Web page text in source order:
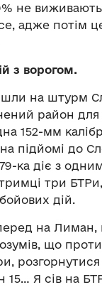
не
адже потім
з ворогом.
на штурм
район для
152-мм
підйомі до
ка діє з одним
три
дій.
на
що
розгорнутися
Я сів на